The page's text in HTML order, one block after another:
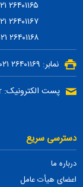
۲۶۴۰۱۱۶۷ ۰۲۱
۲۶۴۰۱۱۶۸ ۰۲۱
نمابر: ۲۶۴۰۱۱۶۹ ۰۲۱
پست الکترونیک: info @ IPBA.ir
دسترسی سریع
درباره ما
اعضای هیأت عامل